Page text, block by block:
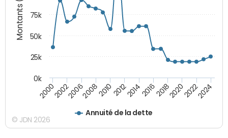
Montants (€)
Annuité de la dette
200020022006200820102012201420162018202020222024
0k
25k
50k
75k
© JDN 2026